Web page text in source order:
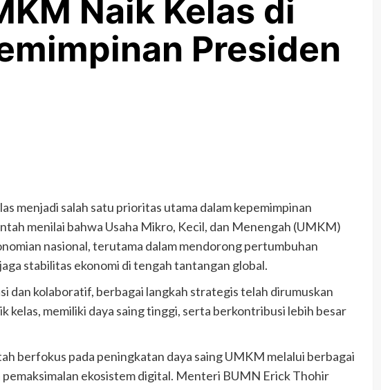
Naik Kelas di
Presiden
menjadi salah satu prioritas utama dalam kepemimpinan
menilai bahwa Usaha Mikro, Kecil, dan Menengah (UMKM)
nasional, terutama dalam mendorong pertumbuhan
stabilitas ekonomi di tengah tantangan global.
dan kolaboratif, berbagai langkah strategis telah dirumuskan
kelas, memiliki daya saing tinggi, serta berkontribusi lebih besar
berfokus pada peningkatan daya saing UMKM melalui berbagai
pemaksimalan ekosistem digital. Menteri BUMN Erick Thohir